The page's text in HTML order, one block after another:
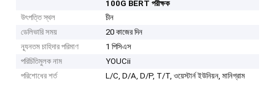
100G BERT পরীক্ষক
উৎপত্তি স্থল
চীন
ডেলিভারি সময়
20 কাজের দিন
ন্যূনতম চাহিদার পরিমাণ
1 পিসিএস
পরিচিতিমুলক নাম
YOUCii
পরিশোধের শর্ত
L/C, D/A, D/P, T/T, ওয়েস্টার্ন ইউনিয়ন, মানিগ্রাম